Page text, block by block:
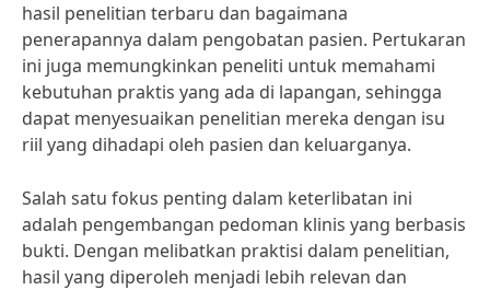
hasil penelitian terbaru dan bagaimana
penerapannya dalam pengobatan pasien. Pertukaran
ini juga memungkinkan peneliti untuk memahami
kebutuhan praktis yang ada di lapangan, sehingga
dapat menyesuaikan penelitian mereka dengan isu
riil yang dihadapi oleh pasien dan keluarganya.
Salah satu fokus penting dalam keterlibatan ini
adalah pengembangan pedoman klinis yang berbasis
bukti. Dengan melibatkan praktisi dalam penelitian,
hasil yang diperoleh menjadi lebih relevan dan